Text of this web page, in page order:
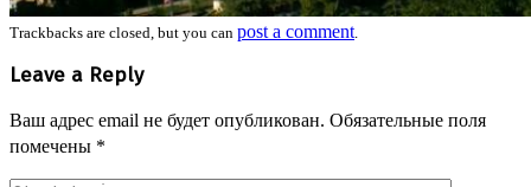
Trackbacks are closed, but you can post a comment.
Leave a Reply
Ваш адрес email не будет опубликован. Обязательные поля
помечены *